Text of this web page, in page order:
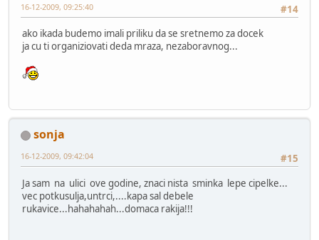
#14
16-12-2009, 09:25:40
ako ikada budemo imali priliku da se sretnemo za docek
ja cu ti organiziovati deda mraza, nezaboravnog...
sonja
#15
16-12-2009, 09:42:04
Ja sam na ulici ove godine, znaci nista sminka lepe cipelke...
vec potkusulja,untrci,....kapa sal debele
rukavice...hahahahah...domaca rakija!!!